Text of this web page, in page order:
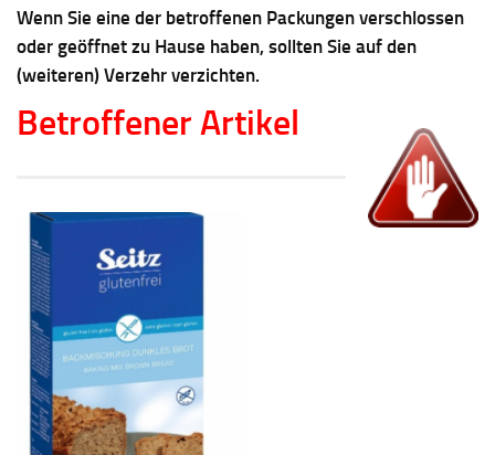
Wenn Sie eine der betroffenen Packungen verschlossen
oder geöffnet zu Hause haben, sollten Sie auf den
(weiteren) Verzehr verzichten.
Betroffener Artikel